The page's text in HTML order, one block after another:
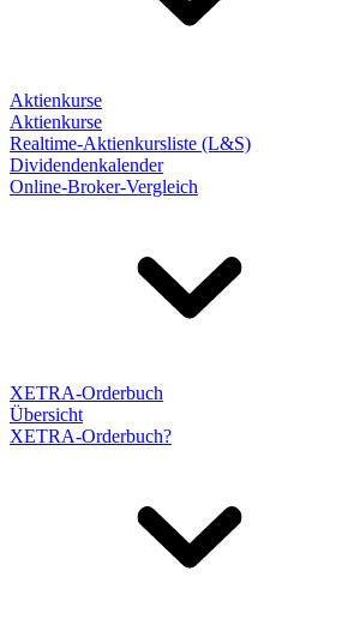
Aktienkurse
Aktienkurse
Realtime-Aktienkursliste (L&S)
Dividendenkalender
Online-Broker-Vergleich
XETRA-Orderbuch
Übersicht
XETRA-Orderbuch?